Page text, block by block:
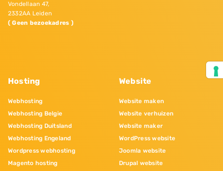
Vondellaan 47,
2332AA Leiden
( Geen bezoekadres )
Hosting
Webhosting
Webhosting Belgie
Webhosting Duitsland
Webhosting Engeland
Wordpress webhosting
Magento hosting
Website
Website maken
Website verhuizen
Website maker
WordPress website
Joomla website
Drupal website